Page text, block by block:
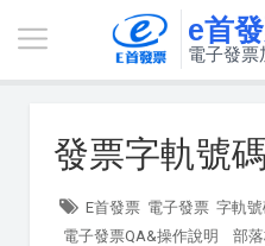
e首
電子發票
發票字軌號
E首發票 電子發票 字軌
電子發票QA&操作說明
部